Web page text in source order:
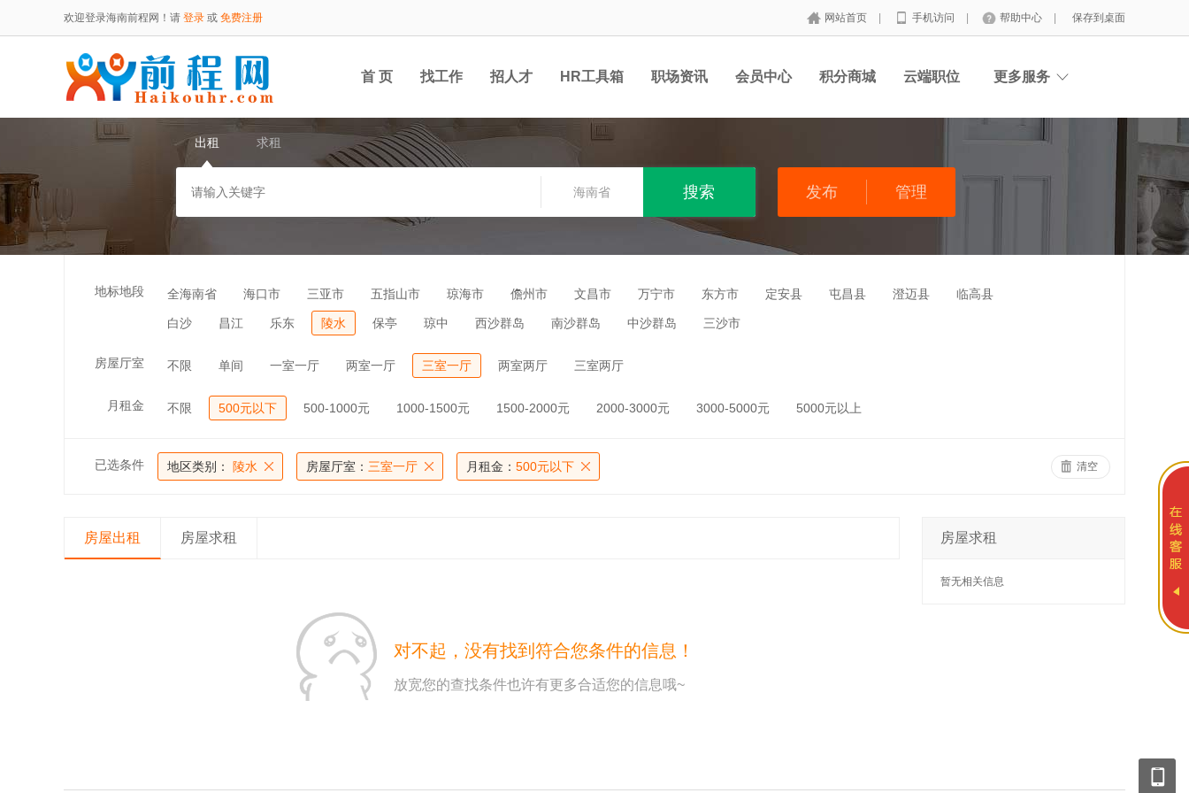
欢迎登录海南前程网！请 登录 或 免费注册 网站首页 手机访问 帮助中心 保存到桌面
首 页 找工作 招人才 HR工具箱 职场资讯 会员中心 积分商城 云端职位 更多服务
出租 求租
海南省 发布 管理
地标地段 全海南省 海口市 三亚市 五指山市 琼海市 儋州市 文昌市 万宁市 东方市 定安县 屯昌县 澄迈县 临高县
白沙 昌江 乐东 陵水 保亭 琼中 西沙群岛 南沙群岛 中沙群岛 三沙市
房屋厅室 不限 单间 一室一厅 两室一厅 三室一厅 两室两厅 三室两厅
月租金 不限 500元以下 500-1000元 1000-1500元 1500-2000元 2000-3000元 3000-5000元 5000元以上
已选条件 地区类别： 陵水 房屋厅室： 三室一厅 月租金： 500元以下 清空
房屋出租 房屋求租
对不起，没有找到符合您条件的信息！
放宽您的查找条件也许有更多合适您的信息哦~
房屋求租
暂无相关信息